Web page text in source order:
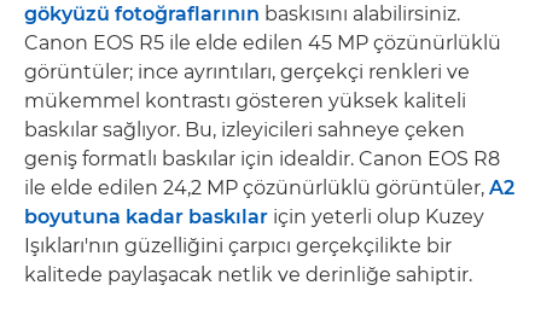
gökyüzü fotoğraflarının baskısını alabilirsiniz.
Canon EOS R5 ile elde edilen 45 MP çözünürlüklü
görüntüler; ince ayrıntıları, gerçekçi renkleri ve
mükemmel kontrastı gösteren yüksek kaliteli
baskılar sağlıyor. Bu, izleyicileri sahneye çeken
geniş formatlı baskılar için idealdir. Canon EOS R8
ile elde edilen 24,2 MP çözünürlüklü görüntüler, A2
boyutuna kadar baskılar için yeterli olup Kuzey
Işıkları'nın güzelliğini çarpıcı gerçekçilikte bir
kalitede paylaşacak netlik ve derinliğe sahiptir.